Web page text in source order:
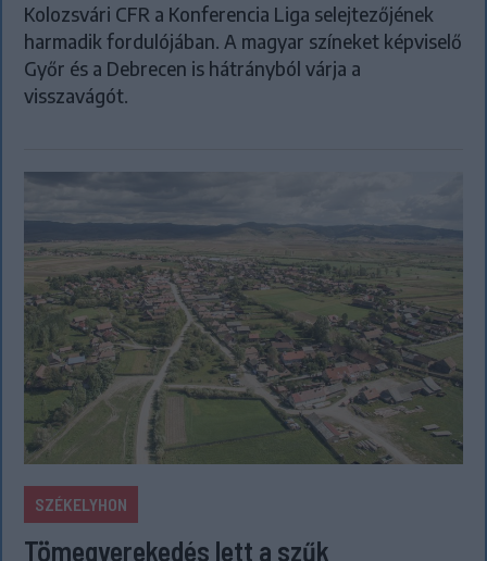
Kolozsvári CFR a Konferencia Liga selejtezőjének
harmadik fordulójában. A magyar színeket képviselő
Győr és a Debrecen is hátrányból várja a
visszavágót.
SZÉKELYHON
Tömegverekedés lett a szűk